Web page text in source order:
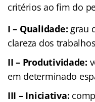
critérios ao fim do
I – Qualidade: grau
clareza dos
II – Produtividade:
em determinado
III – Iniciativa: